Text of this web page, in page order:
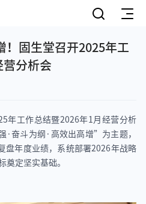
！固生堂召开2025年工
营分析会
年工作总结暨2026年1月经营分析
·奋斗为纲·高效出高增”为主题，
盘年度业绩，系统部署2026年战略
定坚实基础。